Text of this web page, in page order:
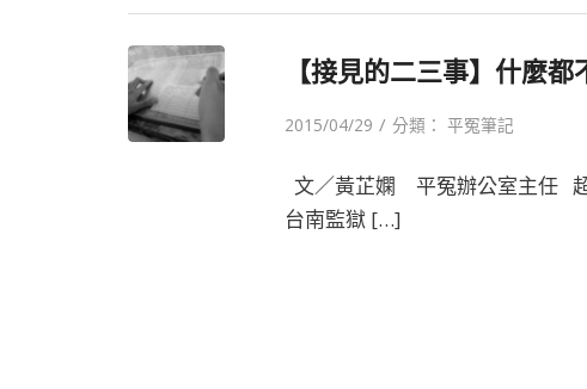
【接見的二三事】什麼都
2015/04/29 / 分類： 平冤筆記
文／黃芷嫻 平冤辦公室主任
台南監獄 […]